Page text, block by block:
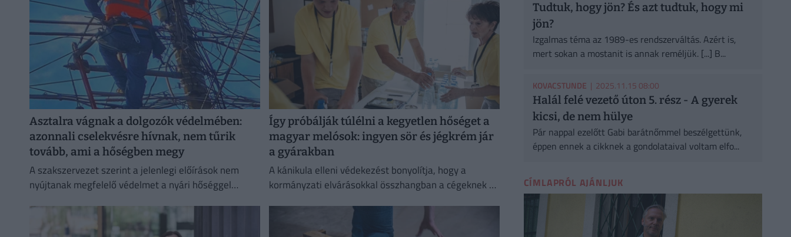
Asztalra vágnak a dolgozók védelmében:
azonnali cselekvésre hívnak, nem tűrik
tovább, ami a hőségben megy
A szakszervezet szerint a jelenlegi előírások nem
nyújtanak megfelelő védelmet a nyári hőséggel
Így próbálják túlélni a kegyetlen hőséget a
magyar melósok: ingyen sör és jégkrém jár
a gyárakban
A kánikula elleni védekezést bonyolítja, hogy a
kormányzati elvárásokkal összhangban a cégeknek az
Tudtuk, hogy jön? És azt tudtuk, hogy mi
jön?
Izgalmas téma az 1989-es rendszerváltás. Azért is,
mert sokan a mostanit is annak reméljük. [...] B...
KOVACSTUNDE | 2025.11.15 08:00
Halál felé vezető úton 5. rész - A gyerek
kicsi, de nem hülye
Pár nappal ezelőtt Gabi barátnőmmel beszélgettünk,
éppen ennek a cikknek a gondolataival voltam elfo...
CÍMLAPRÓL AJÁNLJUK